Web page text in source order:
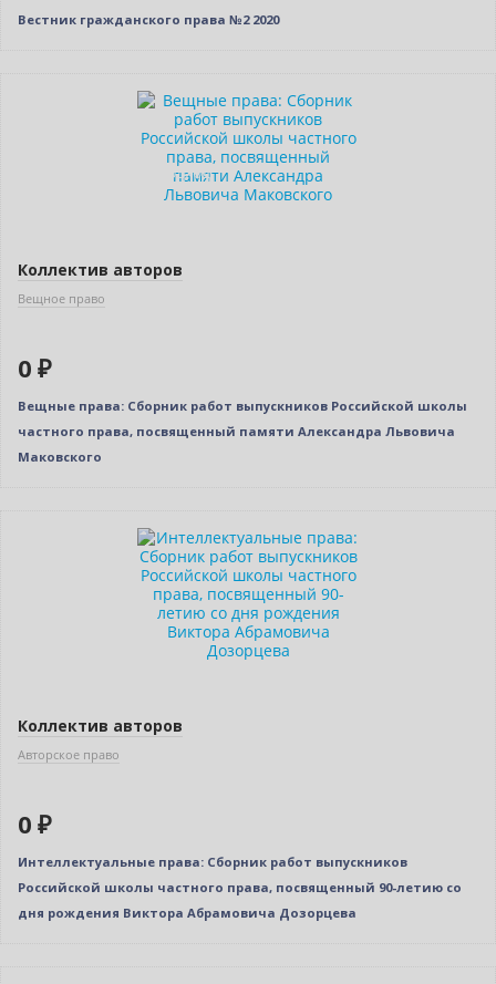
Вестник гражданского права №2 2020
Индивидуальный подход
Коллектив авторов
Вещное право
0 ₽
Вещные права: Сборник работ выпускников Российской школы
частного права, посвященный памяти Александра Львовича
Маковского
Коллектив авторов
Авторское право
0 ₽
Интеллектуальные права: Сборник работ выпускников
Российской школы частного права, посвященный 90-летию со
дня рождения Виктора Абрамовича Дозорцева